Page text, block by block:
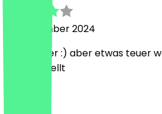
4. September 2024
Sehr lecker :) aber etwas teuer
dazu bestellt